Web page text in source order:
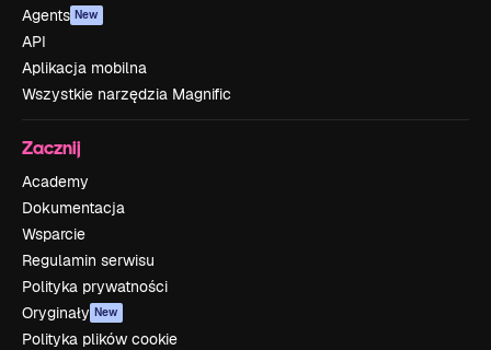
Agents New
API
Aplikacja mobilna
Wszystkie narzędzia Magnific
Zacznij
Academy
Dokumentacja
Wsparcie
Regulamin serwisu
Polityka prywatności
Oryginały New
Polityka plików cookie